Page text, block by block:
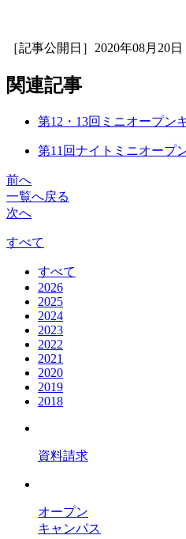
［記事公開日］2020年08月20日
関連記事
第12・13回ミニオープン
第11回ナイトミニオープ
前へ
一覧へ戻る
次へ
すべて
すべて
2026
2025
2024
2023
2022
2021
2020
2019
2018
資料請求
オープン
キャンパス